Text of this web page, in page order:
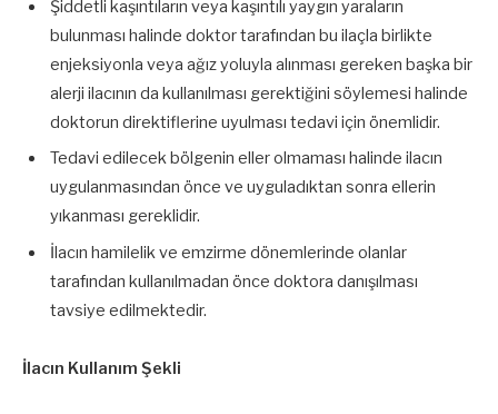
Şiddetli kaşıntıların veya kaşıntılı yaygın yaraların
bulunması halinde doktor tarafından bu ilaçla birlikte
enjeksiyonla veya ağız yoluyla alınması gereken başka bir
alerji ilacının da kullanılması gerektiğini söylemesi halinde
doktorun direktiflerine uyulması tedavi için önemlidir.
Tedavi edilecek bölgenin eller olmaması halinde ilacın
uygulanmasından önce ve uyguladıktan sonra ellerin
yıkanması gereklidir.
İlacın hamilelik ve emzirme dönemlerinde olanlar
tarafından kullanılmadan önce doktora danışılması
tavsiye edilmektedir.
İlacın Kullanım Şekli